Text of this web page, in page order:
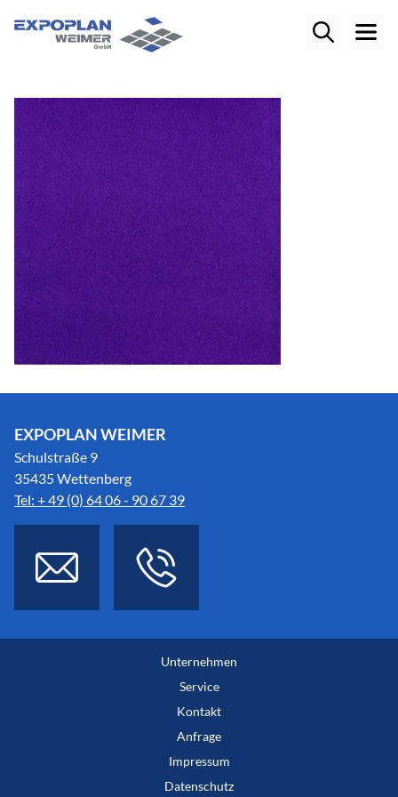
EXPOPLAN WEIMER
Schulstraße 9
35435 Wettenberg
Tel: + 49 (0) 64 06 - 90 67 39
Unternehmen
Service
Kontakt
Anfrage
Impressum
Datenschutz